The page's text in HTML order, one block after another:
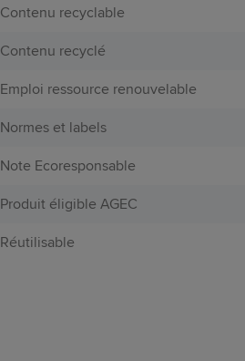
Contenu recyclable
Contenu recyclé
Emploi ressource renouvelable
Normes et labels
Note Ecoresponsable
Produit éligible AGEC
Réutilisable